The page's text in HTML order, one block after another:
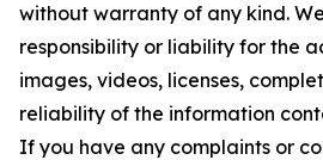
without warranty of any kind.
responsibility or liability for the
images, videos, licenses,
reliability of the information
If you have any complaints or